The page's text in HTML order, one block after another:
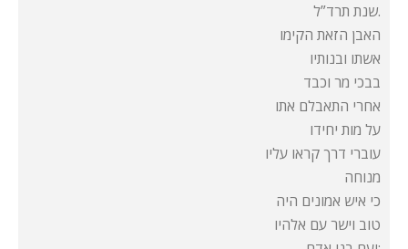
שנת תרד”ל.
האבן הזאת הקימו
אשתו ובנותיו
בבכי מר וכבד
אחרי התאבלם אתו
על מות יחידו
עוברי דרך קראו עליו
מנוחה
כי איש אמונים היה
טוב וישר עם אלהיו